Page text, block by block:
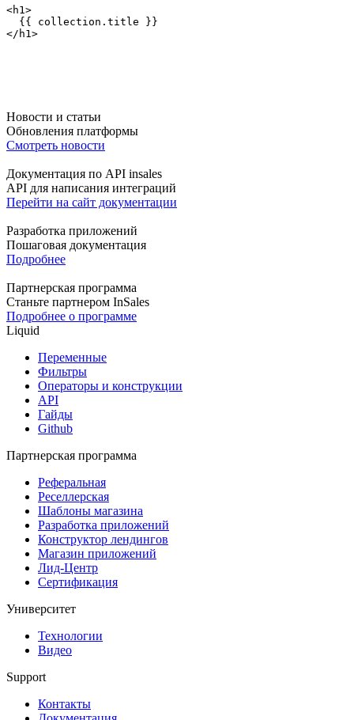
<h1>
{{ collection.title }}
</h1>
Новости и статьи
Обновления платформы
Смотреть новости
Документация по API insales
API для написания интеграций
Перейти на сайт документации
Разработка приложений
Пошаговая документация
Подробнее
Партнерская программа
Станьте партнером InSales
Подробнее о программе
Liquid
Переменные
Фильтры
Операторы и конструкции
API
Гайды
Github
Партнерская программа
Реферальная
Реселлерская
Шаблоны магазина
Разработка приложений
Конструктор лендингов
Магазин приложений
Лид-Центр
Сертификация
Университет
Технологии
Видео
Support
Контакты